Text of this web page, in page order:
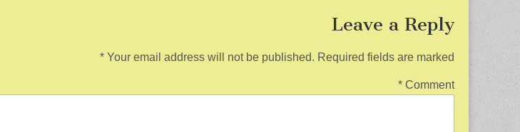
Leave a Reply
Your email address will not be published. Required fields are marked
*
Comment
*